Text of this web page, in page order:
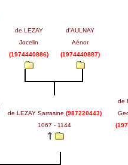
de LEZAY
Jocelin
(1974440886)
d'AULNAY
Aénor
(1974440887)
de LEZAY Sarrasine (987220443)
1067 - 1144
de